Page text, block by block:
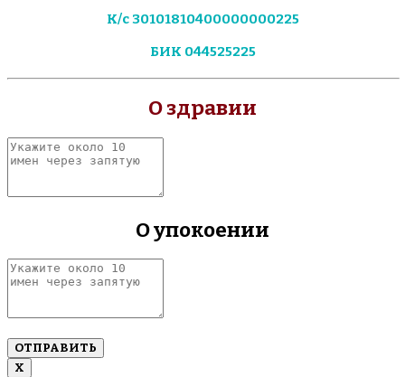
К/с 30101810400000000225
БИК 044525225
О здравии
Укажите
около
имен
О упокоении
Укажите
около
имен
запятую
Х